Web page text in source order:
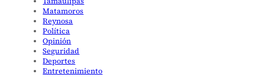
Matamoros
Reynosa
Política
Opinión
Seguridad
Deportes
Entretenimiento